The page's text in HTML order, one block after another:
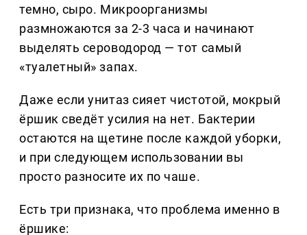
темно, сыро. Микроорганизмы
размножаются за 2-3 часа и начинают
выделять сероводород — тот самый
«туалетный» запах.
Даже если унитаз сияет чистотой, мокрый
ёршик сведёт усилия на нет. Бактерии
остаются на щетине после каждой уборки,
и при следующем использовании вы
просто разносите их по чаше.
Есть три признака, что проблема именно в
ёршике: